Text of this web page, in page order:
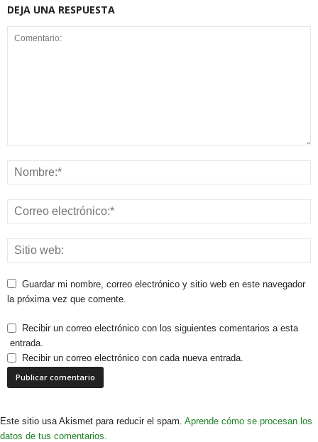
DEJA UNA RESPUESTA
Guardar mi nombre, correo electrónico y sitio web en este navegador
la próxima vez que comente.
Recibir un correo electrónico con los siguientes comentarios a esta
entrada.
Recibir un correo electrónico con cada nueva entrada.
Este sitio usa Akismet para reducir el spam. Aprende cómo se procesan los
datos de tus comentarios.